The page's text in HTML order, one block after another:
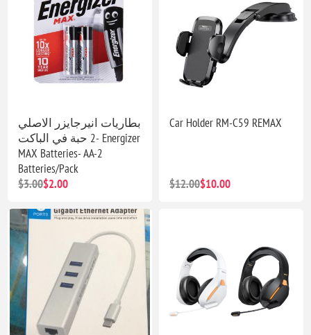
بطاريات انيرجايزر الاصلي
-2 حبة في الباكت Energizer
MAX Batteries- AA-2
Batteries/Pack
$3.00$2.00
Car Holder RM-C59 REMAX
$12.00$10.00